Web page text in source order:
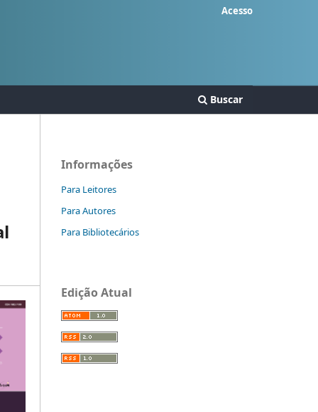
Buscar
Acesso
Informações
Para Leitores
Para Autores
Para Bibliotecários
Edição Atual